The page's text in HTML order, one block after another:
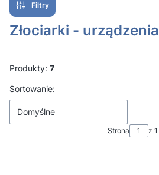
Filtry
Złociarki - urządzenia
Produkty: 7
Lista produktów
Sortowanie:
Domyślne
Strona z 1